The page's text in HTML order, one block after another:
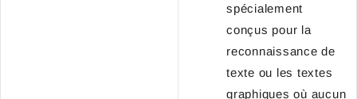
spécialement
conçus pour la
reconnaissance de
texte ou les textes
graphiques où aucun